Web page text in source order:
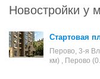
Новостройки у
Стартовая
Перово, 3-я
км) , Перово